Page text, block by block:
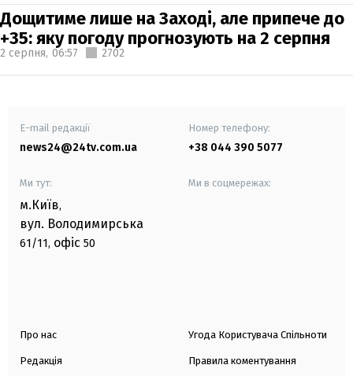
Дощитиме лише на Заході, але припече до
+35: яку погоду прогнозують на 2 серпня
2 серпня, 06:57 2702
E-mail редакції
news24@24tv.com.ua
Номер телефону:
+38 044 390 5077
Ми тут:
м.Київ,
вул. Володимирська
61/11, офіс 50
Ми в соцмережах:
Про нас
Редакція
Угода Користувача Спільноти
Правила коментування